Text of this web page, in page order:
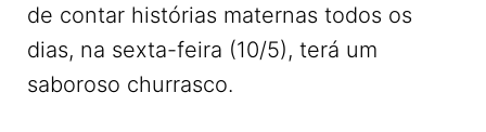
de contar histórias maternas todos os
dias, na sexta-feira (10/5), terá um
saboroso churrasco.